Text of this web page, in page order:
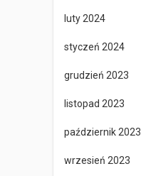
luty 2024
styczeń 2024
grudzień 2023
listopad 2023
październik 2023
wrzesień 2023